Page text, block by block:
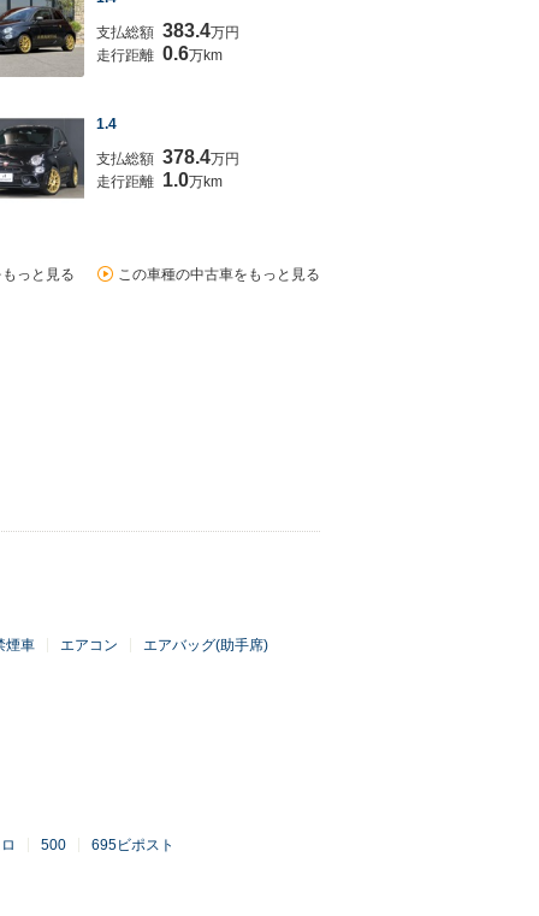
支払総額 383.4万円
走行距離 0.6万km
1.4
支払総額 378.4万円
走行距離 1.0万km
っと見る この車種の中古車をもっと見る
煙車 エアコン エアバッグ(助手席)
500 695ビポスト